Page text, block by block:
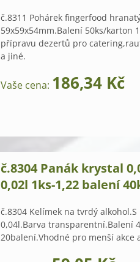
č.8311 Pohárek fingerfood
59x59x54mm.Balení 50ks/karton
přípravu dezertů pro
a jiné.
Vaše cena: 186,34 Kč
č.8304 Panák krystal
0,02l 1ks-1,22 balení
č.8304 Kelímek na tvrdý alkohol.S
0,04l.Barva transparentní.Balení
20balení.Vhodné pro menší akce